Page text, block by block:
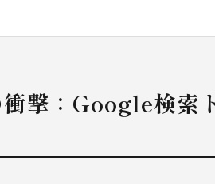
撃：Google検索